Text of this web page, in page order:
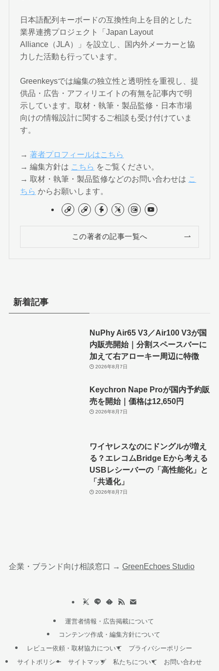
日本語配列キーボードの互換性向上を目的とした
業界連携プロジェクト「Japan Layout
Alliance（JLA）」を設立し、国内外メーカーと協
力した活動も行っています。
Greenkeysでは編集の独立性と透明性を重視し、提
供品・広告・アフィリエイトの有無を記事内で明
示しています。取材・執筆・製品監修・日本市場
向けの情報設計に関するご相談も受け付けていま
す。
→著者プロフィールはこちら
→ 編集方針は こちら をご覧ください。
→ 取材・執筆・製品監修などのお問い合わせは こ
ちら からお願いします。
この著者の記事一覧へ
新着記事
NuPhy Air65 V3／Air100 V3が国
内販売開始｜分割スペースバーに
加えて右アローキー周辺に特徴
2026年8月7日
Keychron Nape Proが国内予約販
売を開始｜価格は12,650円
2026年8月7日
ワイヤレスなのにドングルが増え
る？エレコムBridge Eから考える
USBレシーバーの「高性能化」と
「共通化」
2026年8月7日
企業・ブランド向け相談窓口 → GreenEchoes Studio
運営者情報・広告掲載について
コンテンツ作成・編集方針について
レビュー依頼・取材協力について
プライバシーポリシー
サイトポリシー
サイトマップ 私たちについて お問い合わせ